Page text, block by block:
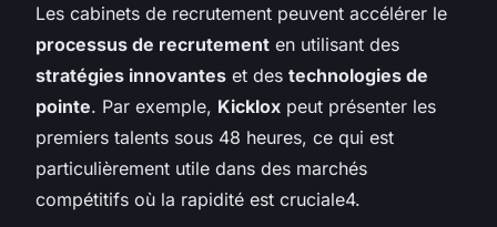
Les cabinets de recrutement peuvent accélérer le
processus de recrutement en utilisant des
stratégies innovantes et des technologies de
pointe. Par exemple, Kicklox peut présenter les
premiers talents sous 48 heures, ce qui est
particulièrement utile dans des marchés
compétitifs où la rapidité est cruciale4.